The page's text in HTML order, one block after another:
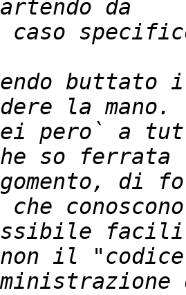
buttato
pero` a
di
facili